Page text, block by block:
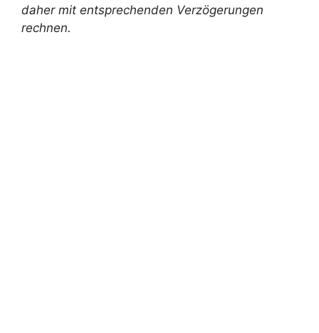
daher mit entsprechenden Verzögerungen
rechnen.